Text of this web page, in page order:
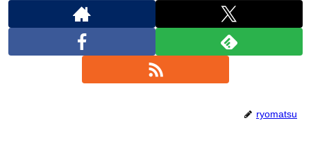
ryomatsu